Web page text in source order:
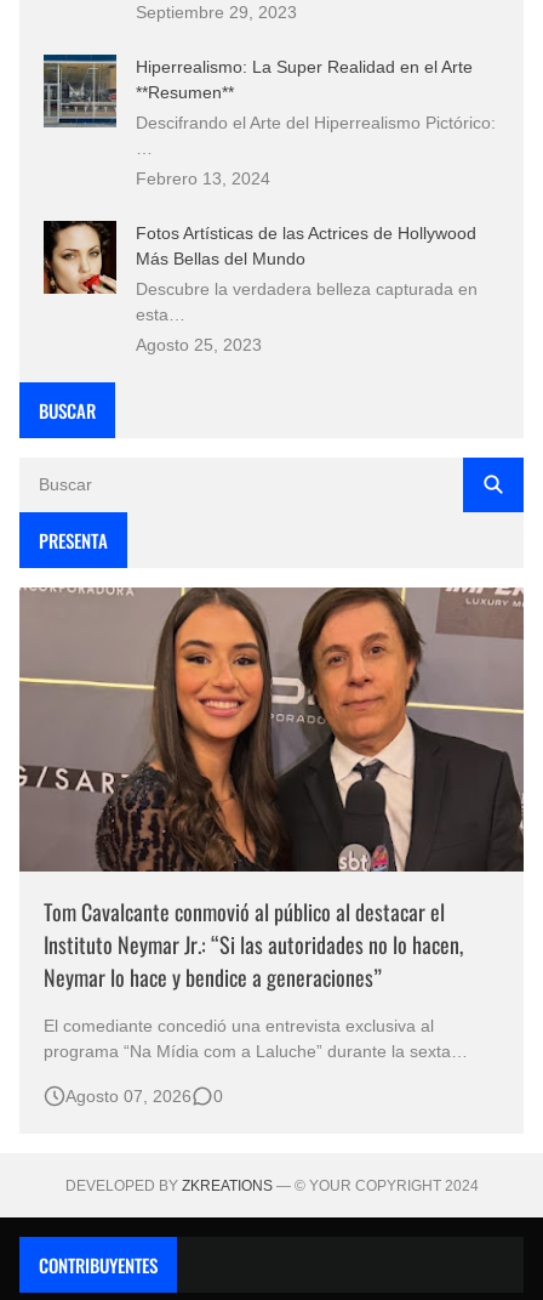
Septiembre 29, 2023
Hiperrealismo: La Super Realidad en el Arte
**Resumen**
Descifrando el Arte del Hiperrealismo Pictórico:
Febrero 13, 2024
Fotos Artísticas de las Actrices de Hollywood
Más Bellas del Mundo
Descubre la verdadera belleza capturada en
esta…
Agosto 25, 2023
BUSCAR
PRESENTA
Tom Cavalcante conmovió al público al destacar el
Instituto Neymar Jr.: “Si las autoridades no lo hacen,
Neymar lo hace y bendice a generaciones”
El comediante concedió una entrevista exclusiva al
programa “Na Mídia com a Laluche” durante la sexta
eventos benéficos más importantes de Brasil. En medio del
Agosto 07, 2026 0
DEVELOPED BY ZKREATIONS— © YOUR COPYRIGHT 2024
CONTRIBUYENTES